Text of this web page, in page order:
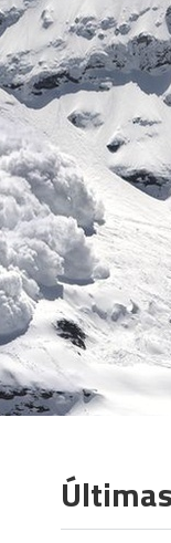
Últimas